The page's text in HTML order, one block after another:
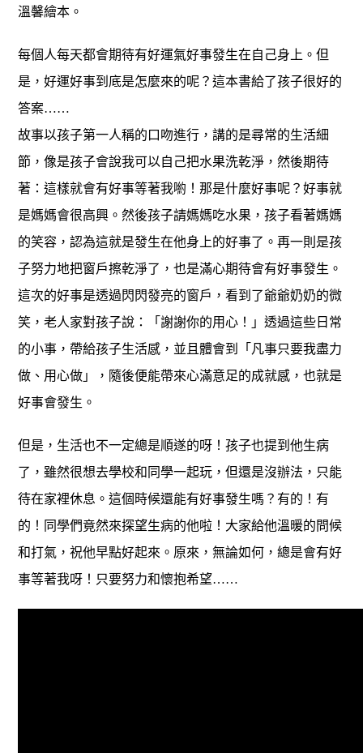
溫馨繪本。
每個人每天都會期待有好運氣好事發生在自己身上。但
是，好運好事到底是怎麼來的呢？這本書給了孩子很好的
答案……
故事以孩子第一人稱的口吻進行，講的是尋常的生活細
節，像是孩子會說我可以自己把水果洗乾淨，然後期待
著：這樣就會有好事等著我喲！那是什麼好事呢？好事就
是媽媽會很高興。然後孩子請媽媽吃水果，孩子看著媽媽
的笑容，認為這就是發生在他身上的好事了。再一則是孩
子努力地把窗戶擦乾淨了，也是滿心期待會有好事發生。
這次的好事是透過閃閃發亮的窗戶，看到了爺爺奶奶的微
笑，老人家對孩子說：「謝謝你的用心！」透過這些日常
的小事，帶給孩子生活感，並且體會到「凡事只要我盡力
做、用心做」，隨後便能帶來心滿意足的成就感，也就是
好事會發生。
但是，生活也不一定總是順遂的呀！孩子也提到他生病
了，雖然很想去學校和同學一起玩，但還是沒辦法，只能
待在家裡休息。這個時候還能有好事發生嗎？有的！有
的！同學們竟然來探望生病的他啦！大家給他溫暖的問候
和打氣，祝他早點好起來。原來，無論如何，總是會有好
事等著我呀！只要努力和懷抱希望……